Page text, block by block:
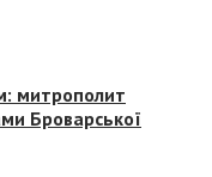
митрополит
Броварської